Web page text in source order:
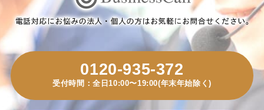
0120-935-372
受付時間：全日10:00〜19:00(年末年始除く)